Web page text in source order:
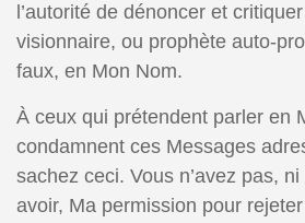
l’autorité de dénoncer et
visionnaire, ou prophète auto-
faux, en Mon Nom.
À ceux qui prétendent parler en
condamnent ces Messages
sachez ceci. Vous n’avez pas,
avoir, Ma permission pour